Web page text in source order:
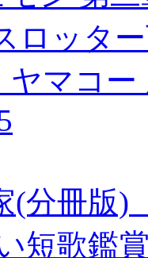
ロッタ
ヤマコ
(分冊版)
短歌鑑